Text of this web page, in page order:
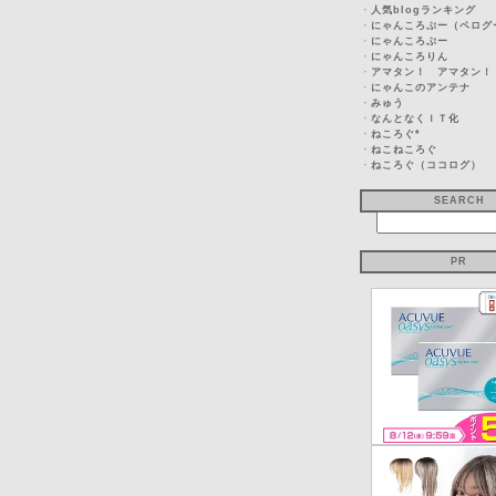
・ 人気blogランキング
・ にゃんころぷー（ペログ
・ にゃんころぷー
・ にゃんころりん
・ アマタン！ アマタン！
・ にゃんこのアンテナ
・ みゅう
・ なんとなくＩＴ化
・ ねころぐ*
・ ねこねころぐ
・ ねころぐ（ココログ）
SEARCH
PR